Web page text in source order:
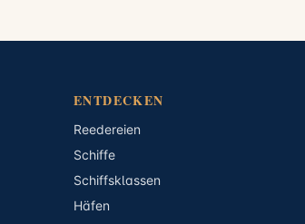
ENTDECKEN
Reedereien
Schiffe
Schiffsklassen
Häfen